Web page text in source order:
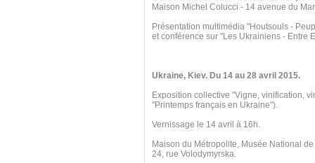
Maison Michel Colucci - 14 avenue du
Présentation multimédia "Houtsouls -
et conférence sur "Les Ukrainiens - Entre
Ukraine, Kiev. Du 14 au 28 avril 2015.
Exposition collective "Vigne, vinification,
"Printemps français en Ukraine").
Vernissage le 14 avril à 16h.
Maison du Métropolite, Musée National
24, rue Volodymyrska.